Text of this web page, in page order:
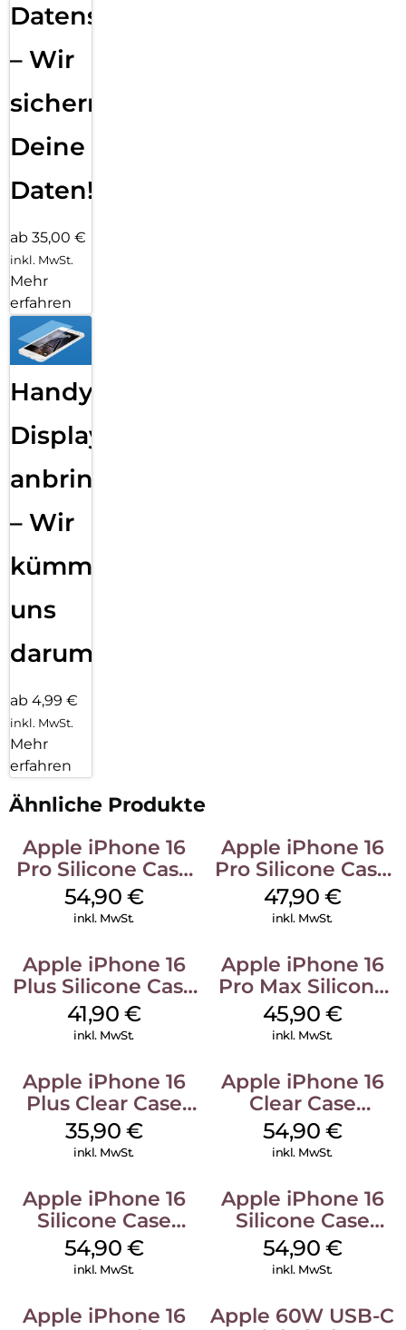
Datensicherung
– Wir
sichern
Deine
Daten!
ab 35,00 €
inkl. MwSt.
Mehr
erfahren
Handy
Displayfolie
anbringen
– Wir
kümmern
uns
darum!
ab 4,99 €
inkl. MwSt.
Mehr
erfahren
Ähnliche Produkte
Apple iPhone 16
Pro Silicone Case
MagSafe Black
54,90 €
inkl. MwSt.
Apple iPhone 16
Pro Silicone Case
MagSafe Denim
47,90 €
inkl. MwSt.
Apple iPhone 16
Plus Silicone Case
MagSafe Stone
Gray
41,90 €
inkl. MwSt.
Apple iPhone 16
Pro Max Silicone
Case MagSafe
Ultramarine
45,90 €
inkl. MwSt.
Apple iPhone 16
Plus Clear Case
MagSafe
Transparent
35,90 €
inkl. MwSt.
Apple iPhone 16
Clear Case
MagSafe
Transparent
54,90 €
inkl. MwSt.
Apple iPhone 16
Silicone Case
MagSafe Black
54,90 €
inkl. MwSt.
Apple iPhone 16
Silicone Case
MagSafe Lake
Green
54,90 €
inkl. MwSt.
Apple iPhone 16
Apple 60W USB-C